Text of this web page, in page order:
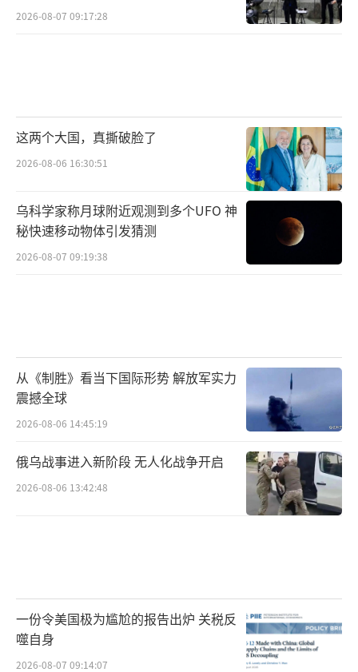
2026-08-07 09:17:28
这两个大国，真撕破脸了
2026-08-06 16:30:51
乌科学家称月球附近观测到多个UFO 神
秘快速移动物体引发猜测
2026-08-07 09:19:38
从《制胜》看当下国际形势 解放军实力
震撼全球
2026-08-06 14:45:19
俄乌战事进入新阶段 无人化战争开启
2026-08-06 13:42:48
一份令美国极为尴尬的报告出炉 关税反
噬自身
2026-08-07 09:14:07